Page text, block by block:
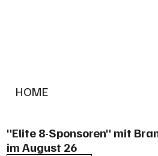
HOME
"Elite 8-Sponsoren" mit
im August 26